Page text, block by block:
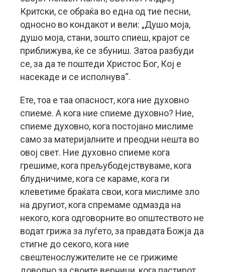
Критски, се обраќа во една од тие песни,
односно во кондакот и вели: „Душо моја,
душо моја, стани, зошто спиеш, крајот се
приближува, ќе се збуниш. Затоа разбуди
се, за да те поштеди Христос Бог, Кој е
насекаде и се исполнува“.
Ете, тоа е таа опасност, кога ние духовно
спиеме. А кога ние спиеме духовно? Ние,
спиеме духовно, кога постојано мислиме
само за материјалните и преодни нешта во
овој свет. Ние духовно спиеме кога
грешиме, кога прељубодејствуваме, кога
блудничиме, кога се караме, кога ги
клеветиме браќата свои, кога мислиме зло
на другиот, кога спремаме одмазда на
некого, кога одговорните во општеството не
водат грижа за луѓето, за правдата Божја да
стигне до секого, кога ние
свештенослужителите не се грижиме